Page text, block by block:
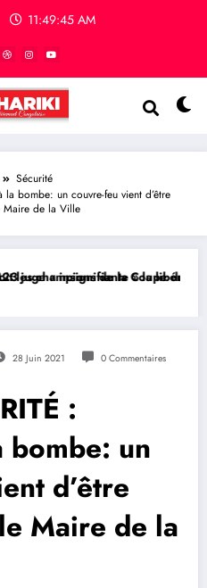
11:49:46 AM
Sécurité
bombe: un couvre-feu vient d’être
Maire de la Ville
du Congo
la libération de 15 détenus par
RDC/ POLITIQUE :
28 Juin 2021 0 Commentaires
:
bombe: un
d’être
Maire de la